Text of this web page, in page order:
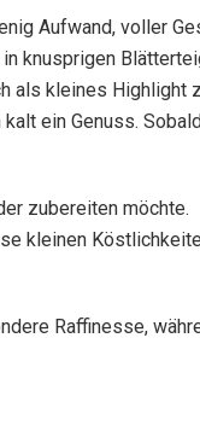
Aufwand, voller
knusprigen
als kleines Highlight
ein Genuss.
zubereiten möchte.
kleinen
Raffinesse,